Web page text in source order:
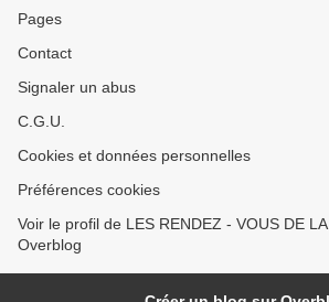
Pages
Contact
Signaler un abus
C.G.U.
Cookies et données personnelles
Préférences cookies
Voir le profil de LES RENDEZ - VOUS DE
Overblog